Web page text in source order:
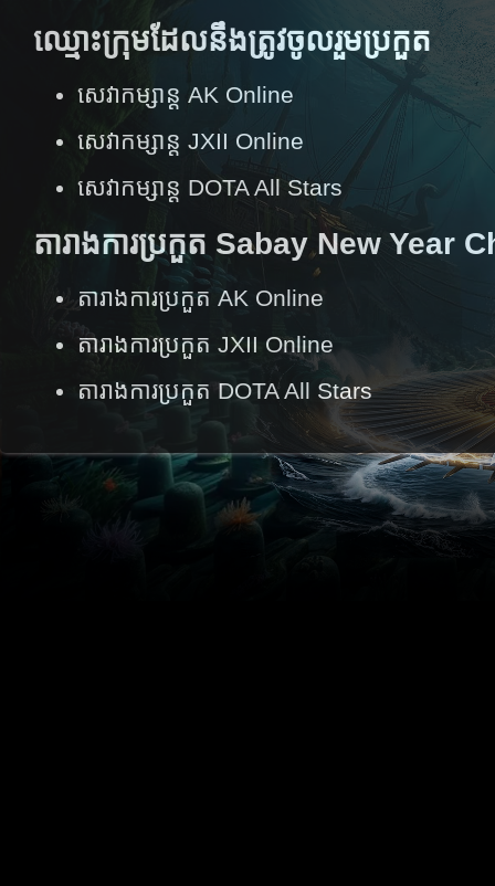
ឈ្មោះក្រុមដែលនឹងត្រូវចូលរួមប្រកួត
សេវាកម្សាន្ត AK Online
សេវាកម្សាន្ត JXII Online
សេវាកម្សាន្ត DOTA All Stars
តារាងការប្រកួត Sabay New Year
តារាងការប្រកួត AK Online
តារាងការប្រកួត JXII Online
តារាងការប្រកួត DOTA All Stars